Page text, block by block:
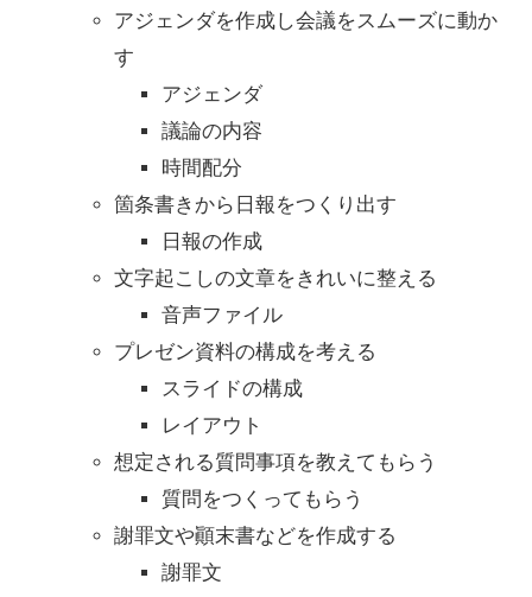
アジェンダを作成し会議をスムーズに動か
す
アジェンダ
議論の内容
時間配分
箇条書きから日報をつくり出す
日報の作成
文字起こしの文章をきれいに整える
音声ファイル
プレゼン資料の構成を考える
スライドの構成
レイアウト
想定される質問事項を教えてもらう
質問をつくってもらう
謝罪文や顚末書などを作成する
謝罪文